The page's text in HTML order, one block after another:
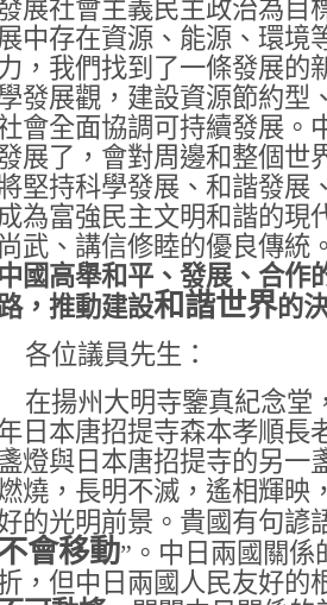
展社會主義民主政治為目
中存在資源、能源、環境
，我們找到了一條發展的
發展觀，建設資源節約型
會全面協調可持續發展。
展了，會對周邊和整個世
堅持科學發展、和諧發展
為富強民主文明和諧的現
尚武、講信修睦的優良傳統
中國高舉和平、發展、合作
，推動建設和諧世界的
各位議員先生：
在揚州大明寺鑒真紀念堂
日本唐招提寺森本孝順長
盞燈與日本唐招提寺的另一
燒，長明不滅，遙相輝映
的光明前景。貴國有句諺
會移動”。中日兩國關
，但中日兩國人民友好的